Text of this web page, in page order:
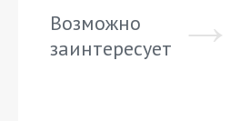
Возможно
заинтересует